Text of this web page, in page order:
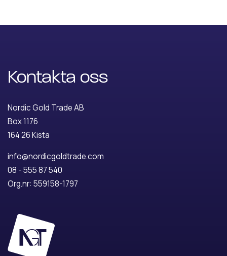
Kontakta oss
Nordic Gold Trade AB
Box 1176
164 26 Kista
info@nordicgoldtrade.com
08 - 555 87 540
Org.nr: 559158-1797